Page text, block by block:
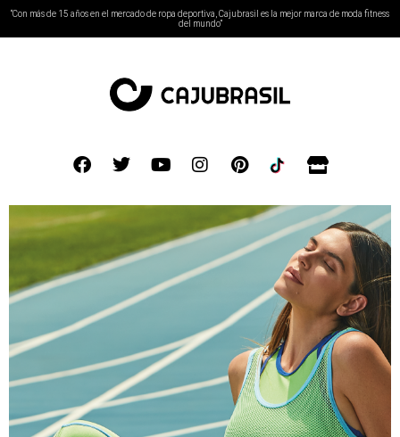
“Con más de 15 años en el mercado de ropa deportiva, Cajubrasil es la mejor marca de moda fitness
del mundo”